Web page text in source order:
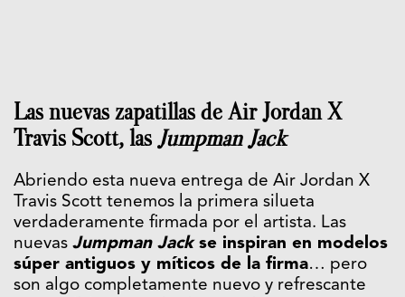
Las nuevas zapatillas de Air Jordan X
Travis Scott, las Jumpman Jack
Abriendo esta nueva entrega de Air Jordan X
Travis Scott tenemos la primera silueta
verdaderamente firmada por el artista. Las
nuevas Jumpman Jackse inspiran en modelos
súper antiguos y míticos de la firma… pero
son algo completamente nuevo y refrescante